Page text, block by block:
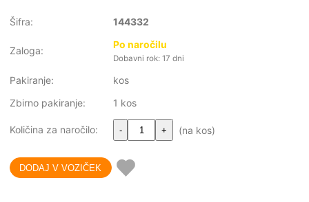
Šifra: 144332
Zaloga:
Po naročilu
Dobavni rok: 17 dni
Pakiranje:
kos
Zbirno pakiranje:
1 kos
Količina za naročilo: - + (na kos)